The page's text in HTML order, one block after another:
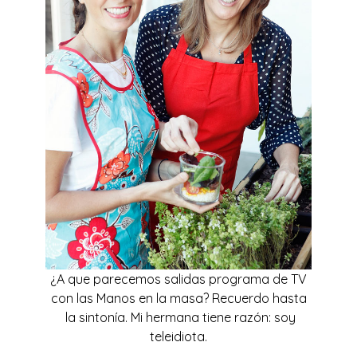
¿A que parecemos salidas programa de TV
con las Manos en la masa? Recuerdo hasta
la sintonía. Mi hermana tiene razón: soy
teleidiota.